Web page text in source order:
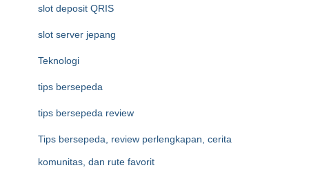
slot deposit QRIS
slot server jepang
Teknologi
tips bersepeda
tips bersepeda review
Tips bersepeda, review perlengkapan, cerita
komunitas, dan rute favorit